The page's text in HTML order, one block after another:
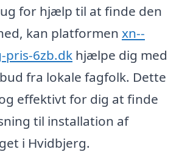
for hjælp til at finde den
kan platformen xn--
pris-6zb.dk hjælpe dig med
fra lokale fagfolk. Dette
effektivt for dig at finde
til installation af
i Hvidbjerg.